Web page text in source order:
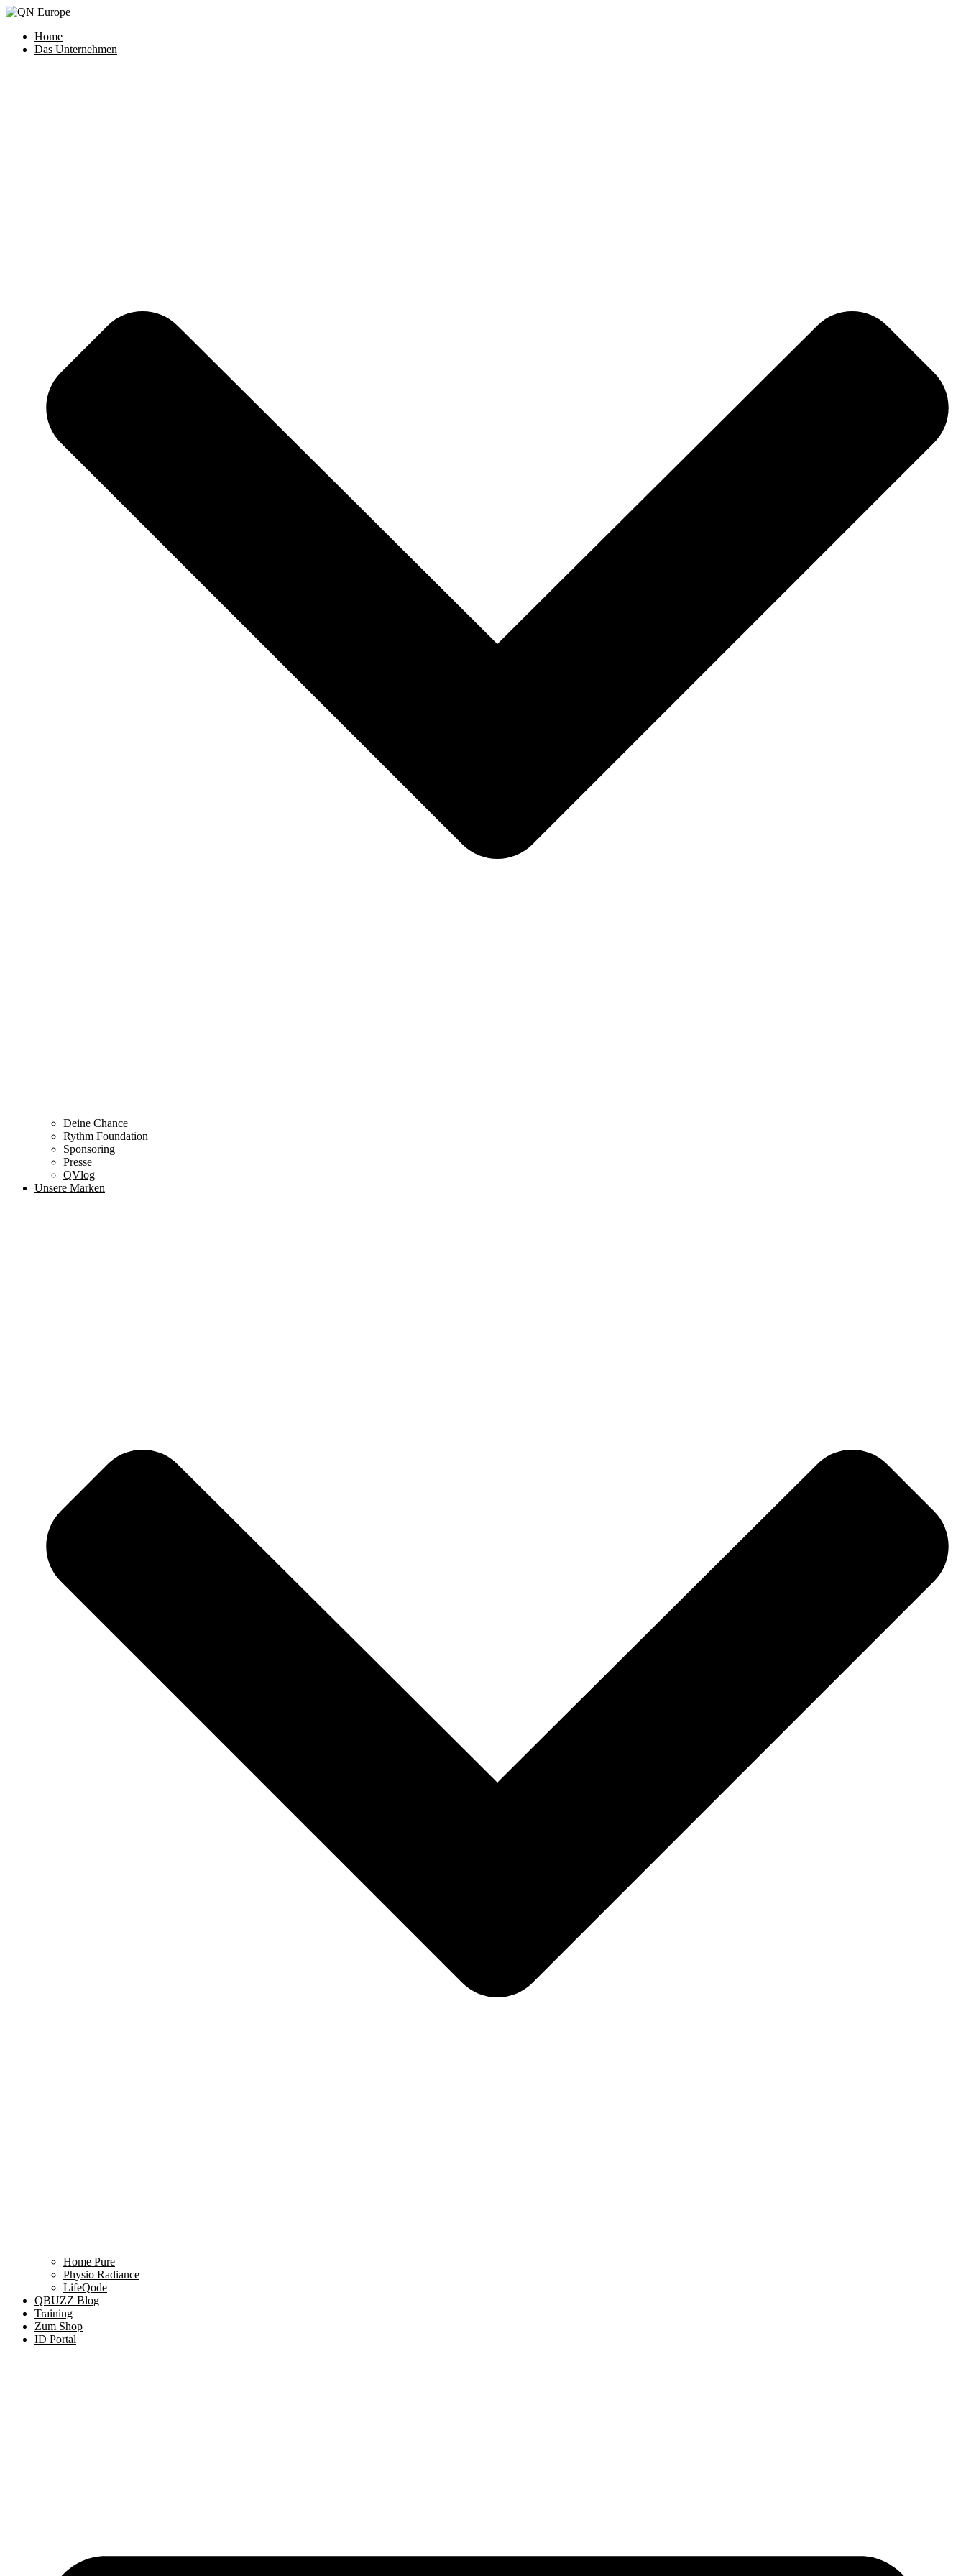
Zum
springenHome
Das Unternehmen
Deine Chance
Rythm Foundation
Sponsoring
Presse
QVlog
Unsere Marken
Home Pure
Physio Radiance
LifeQode
QBUZZ Blog
Training
Zum Shop
ID Portal